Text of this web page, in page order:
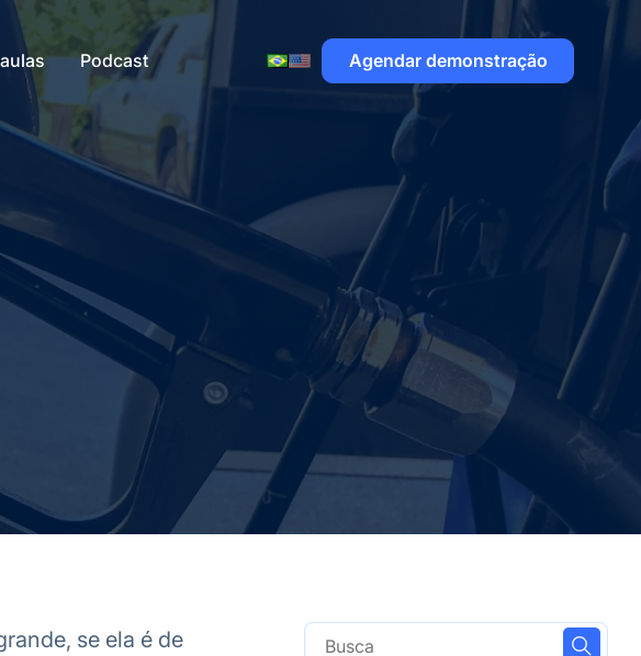
Podcast Agendar demonstração
se ela é de